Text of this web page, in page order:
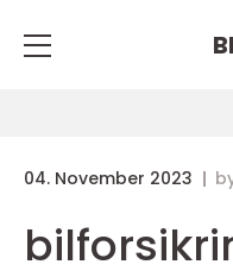
04. November 2023